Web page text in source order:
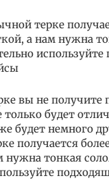
терке
а нам нужна
вы не получите
только будет
будет немного
получается
нужна тонкая